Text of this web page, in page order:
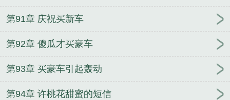
第91章 庆祝买新车
第92章 傻瓜才买豪车
第93章 买豪车引起轰动
第94章 许桃花甜蜜的短信